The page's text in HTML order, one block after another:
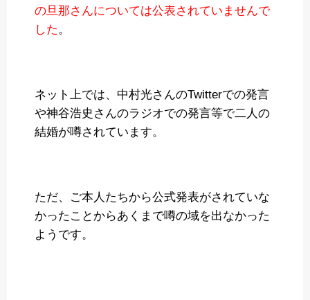
の旦那さんについては公表されていませんで
した。
ネット上では、中村光さんのTwitterでの発言
や神谷浩史さんのラジオでの発言等で二人の
結婚が噂されています。
ただ、ご本人たちから公式発表がされていな
かったことからあくまで噂の域を出なかった
ようです。